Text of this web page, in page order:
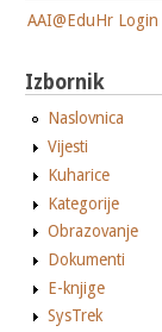
AAI@EduHr Login
Izbornik
Naslovnica
Vijesti
Kuharice
Kategorije
Obrazovanje
Dokumenti
E-knjige
SysTrek